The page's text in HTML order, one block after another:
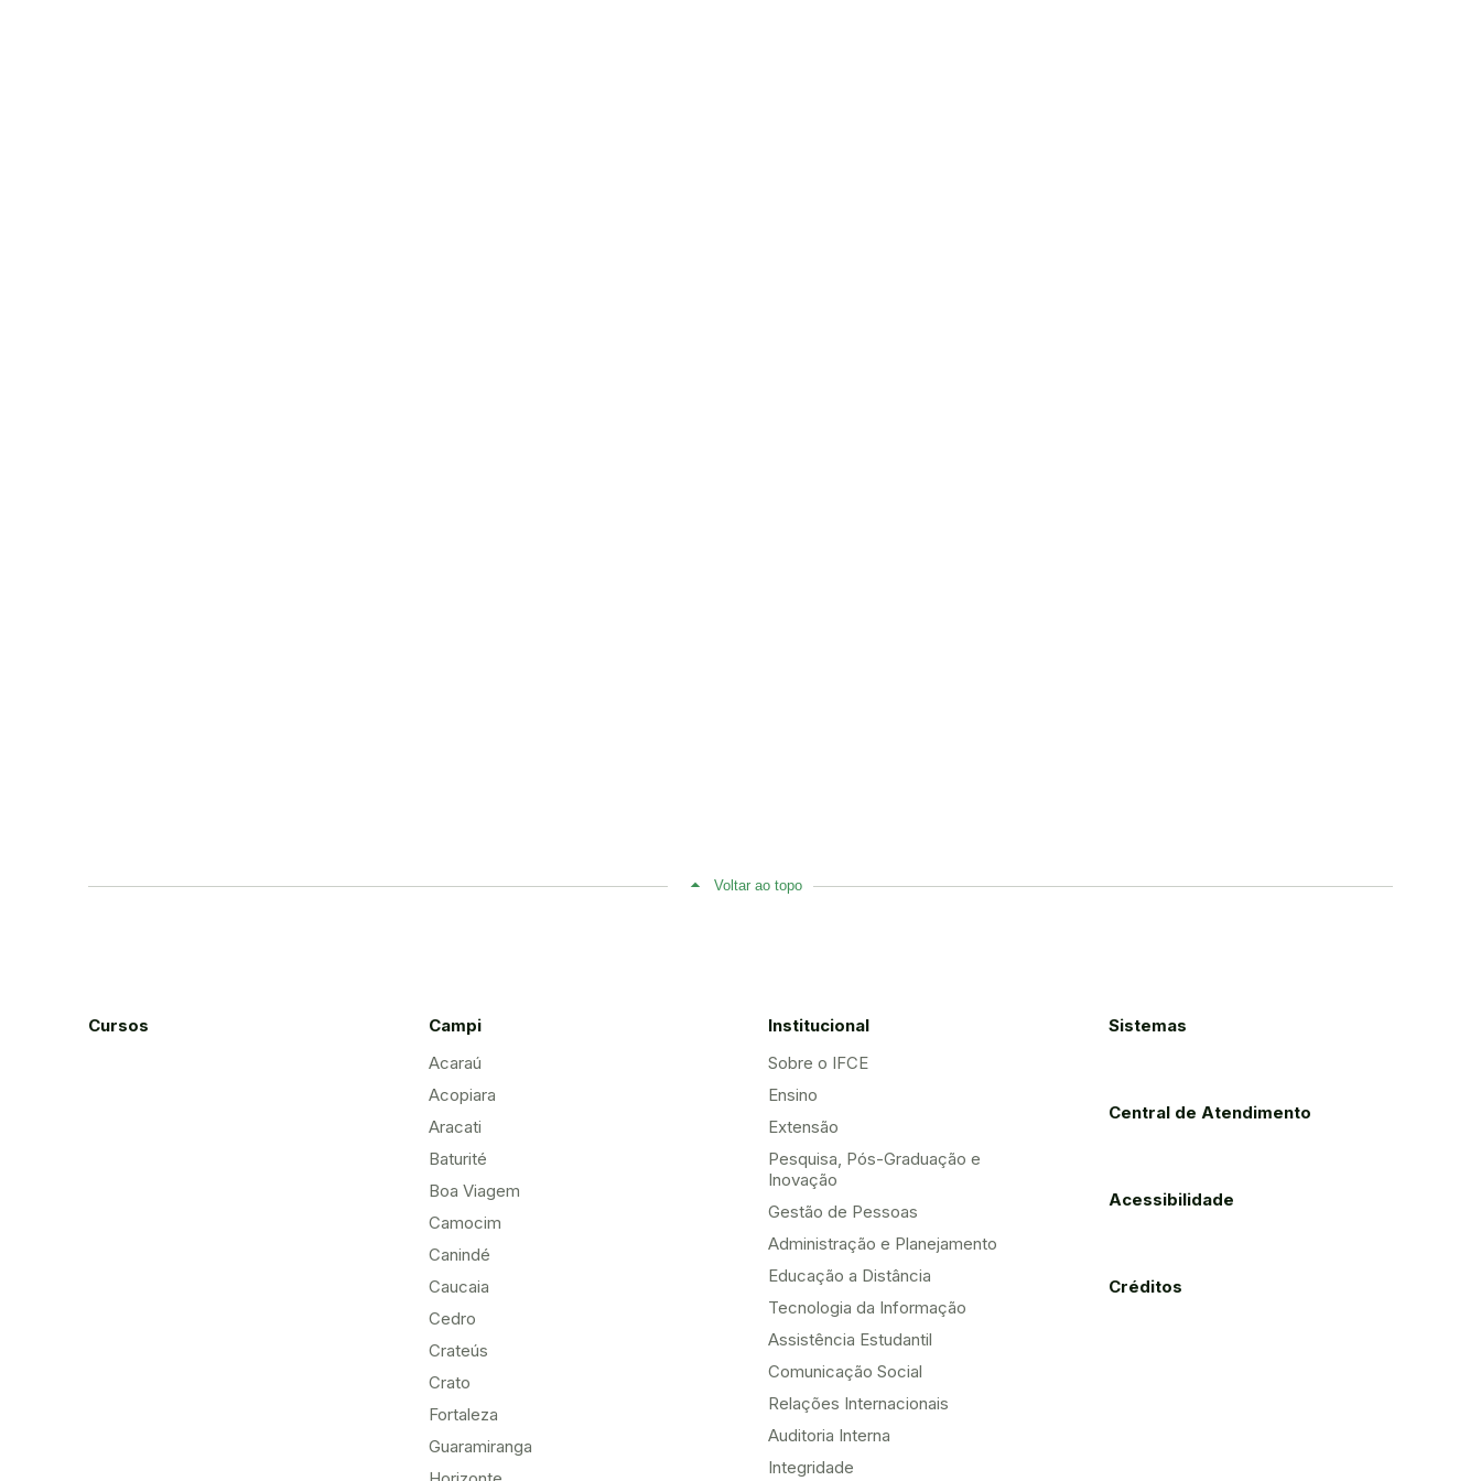
Voltar ao topo
Cursos
Campi
Acaraú
Acopiara
Aracati
Baturité
Boa Viagem
Camocim
Canindé
Caucaia
Cedro
Crateús
Crato
Fortaleza
Guaramiranga
Institucional
Sobre o IFCE
Ensino
Extensão
Pesquisa, Pós-Graduação e
Inovação
Gestão de Pessoas
Administração e Planejamento
Educação a Distância
Tecnologia da Informação
Assistência Estudantil
Comunicação Social
Relações Internacionais
Auditoria Interna
Integridade
Sistemas
Central de Atendimento
Acessibilidade
Créditos